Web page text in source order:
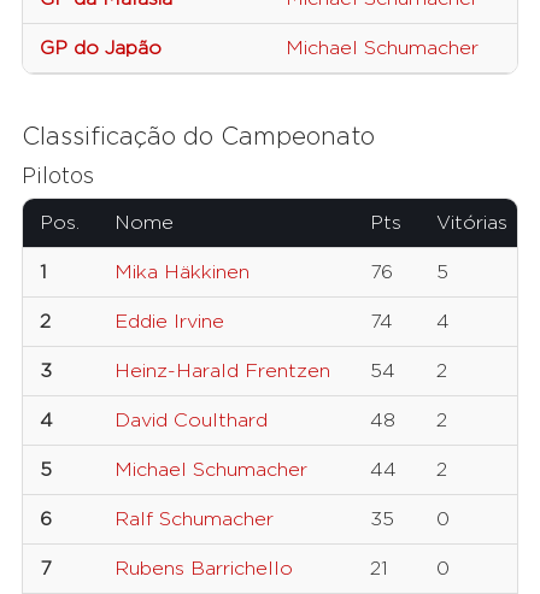
GP do Japão Michael Schumacher
Classificação do Campeonato
Pilotos
Pos. Nome Pts Vitórias
1 Mika Häkkinen 76 5
2 Eddie Irvine 74 4
3 Heinz-Harald Frentzen 54 2
4 David Coulthard 48 2
5 Michael Schumacher 44 2
6 Ralf Schumacher 35 0
7 Rubens Barrichello 21 0